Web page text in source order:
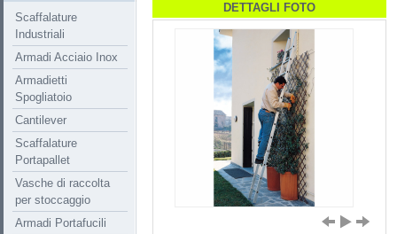
DETTAGLI FOTO
Scaffalature
Industriali
Armadi Acciaio Inox
Armadietti
Spogliatoio
Cantilever
Scaffalature
Portapallet
Vasche di raccolta
per stoccaggio
Armadi Portafucili